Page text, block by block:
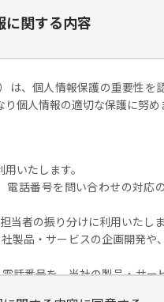
に関する内容
は、個人情報保護の重要性を
個人情報の適切な保護に努め
いたします。
話番号を問い合わせの対応
者の振り分けに利用いたしま
製品・サービスの企画開発や
話番号を、当社の製品・サー